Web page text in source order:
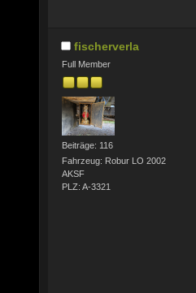
fischerverla
Full Member
Beiträge: 116
Fahrzeug: Robur LO 2002
AKSF
PLZ: A-3321